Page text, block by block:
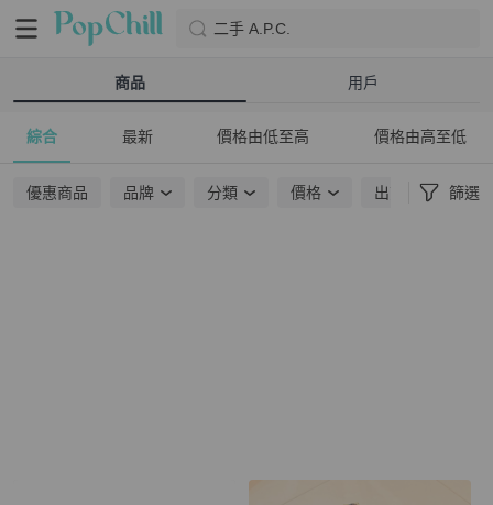
二手 A.P.C.
商品 用戶
綜合 最新 價格由低至高 價格由高至低
優惠商品 品牌 分類 價格 出貨地點 篩選